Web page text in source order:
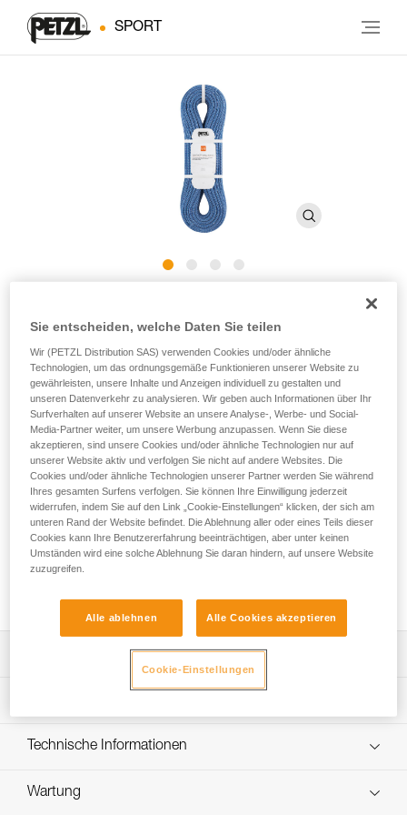
SPORT
Leichtes Einfachseil von 9,8 mm Durchmesser zum
Hallenklettern
Das CONTACT WALL 9.8 mm ist ein zum Hallenklettern
bestimmtes Einfachseil. Die Längen von 30 und 40 m sind
speziell auf den Indoor-Einsatz abgestimmt. So kann der
Anwender sein Felskletterseil schonen und Gewicht und
Größe des Seilsacks beim Hallenklettern reduzieren. Der
ausgezeichnete Kompromiss zwischen Gewichtseinsparung
und Haltbarkeit erweitert die Einsatzmöglichkeiten des Seils.
Es ist ausgesprochen griffig, lässt sich gut handhaben und
erleichtert somit die Verwendung von Sicherungsgeräten.
Der dicke Mantel trägt außerdem zur Haltbarkeit des Seils
Leistungsverzeichnis
schonen.
leicht ausgeben.
- EverFlex-Veredelung: spezielle thermische Veredelung,
Zertifizierung(en): CE EN 892, UIAA
Seiltyp: Einfachseil
Technische Informationen
Das PDF herunterladen technical-notice-CORDES-
Wartung
Sie entscheiden, welche Daten Sie teilen
Wir (PETZL Distribution SAS) verwenden Cookies und/oder ähnliche
Technologien, um das ordnungsgemäße Funktionieren unserer Website zu
gewährleisten, unsere Inhalte und Anzeigen individuell zu gestalten und
unseren Datenverkehr zu analysieren. Wir geben auch Informationen über Ihr
Surfverhalten auf unserer Website an unsere Analyse-, Werbe- und Social-
Media-Partner weiter, um unsere Werbung anzupassen. Wenn Sie diese
akzeptieren, sind unsere Cookies und/oder ähnliche Technologien nur auf
unserer Website aktiv und verfolgen Sie nicht auf andere Websites. Die
Cookies und/oder ähnliche Technologien unserer Partner werden Sie während
Ihres gesamten Surfens verfolgen. Sie können Ihre Einwilligung jederzeit
widerrufen, indem Sie auf den Link „Cookie-Einstellungen“ klicken, der sich am
unteren Rand der Website befindet. Die Ablehnung aller oder eines Teils dieser
Cookies kann Ihre Benutzererfahrung beeinträchtigen, aber unter keinen
Umständen wird eine solche Ablehnung Sie daran hindern, auf unsere Website
zuzugreifen.
Alle ablehnen Alle Cookies akzeptieren
Cookie-Einstellungen